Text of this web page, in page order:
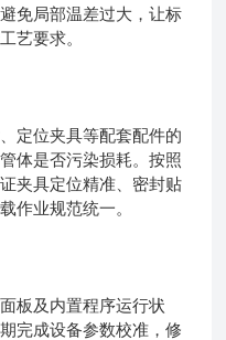
免局部温差过大，让标
艺要求。
位夹具等配套配件的
体是否污染损耗。按照
夹具定位精准、密封贴
作业规范统一。
及内置程序运行状
完成设备参数校准，修